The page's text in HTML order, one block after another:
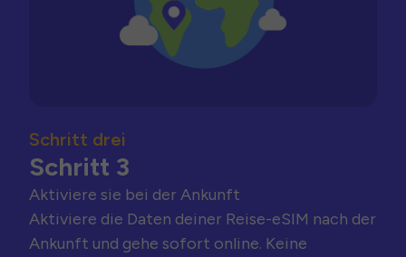
Schritt drei
Schritt 3
Aktiviere sie bei der Ankunft
Aktiviere die Daten deiner Reise-eSIM nach der
Ankunft und gehe sofort online. Keine